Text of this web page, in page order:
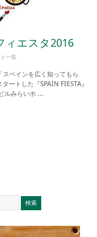
ィエスタ2016
一覧
ペインを広く知ってもら
ートした『SPAIN FIESTA』
ルみらいホ ...